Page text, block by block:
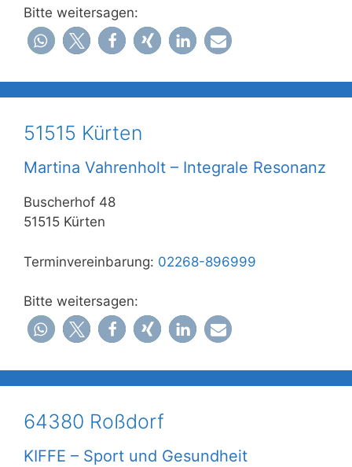
Bitte weitersagen:
51515 Kürten
Martina Vahrenholt – Integrale Resonanz
Buscherhof 48
51515 Kürten
Terminvereinbarung: 02268-896999
Bitte weitersagen:
64380 Roßdorf
KIFFE – Sport und Gesundheit